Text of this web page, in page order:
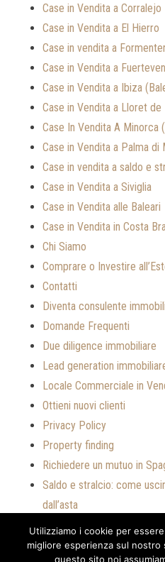
Case in Vendita a Corralejo
Case in Vendita a El Hierro
Case in vendita a
Case in Vendita a
Case in Vendita a Ibiza
Case in Vendita a Lloret de
Case In Vendita A Minorca
Case in Vendita a Palma di
Case in vendita a saldo e
Case in Vendita a Siviglia
Case in Vendita alle Baleari
Case in Vendita in Costa
Chi Siamo
Comprare o Investire
Contatti
Diventa consulente
Domande Frequenti
Due diligence immobiliare
Lead generation
Locale Commerciale in
Ottieni nuovi clienti
Privacy Policy
Property finding
Richiedere un mutuo in
Saldo e stralcio: come
dall’asta
Servizi
Vendi la tua casa a
Utilizziamo i cookie per
migliore esperienza sul
questo sito noi